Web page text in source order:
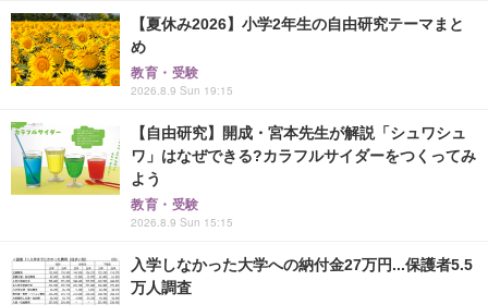
【夏休み2026】小学2年生の自由研究テーマまと
め
教育・受験
2026.8.9 Sun 19:15
【自由研究】開成・宮本先生が解説「シュワシュ
ワ」はなぜできる?カラフルサイダーをつくってみ
よう
教育・受験
2026.8.9 Sun 15:15
入学しなかった大学への納付金27万円...保護者5.5
万人調査